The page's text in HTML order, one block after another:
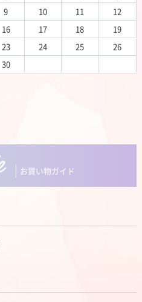
9 10 11
12
16 17 18
19
23 24 25
26
30
お買い物ガイド